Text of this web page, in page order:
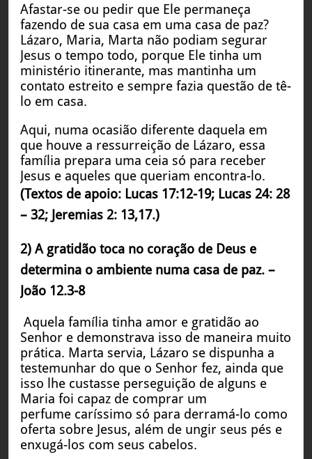
Afastar-se ou pedir que Ele permaneça
fazendo de sua casa em uma casa de paz?
Lázaro, Maria, Marta não podiam segurar
Jesus o tempo todo, porque Ele tinha um
ministério itinerante, mas mantinha um
contato estreito e sempre fazia questão de tê-
lo em casa.
Aqui, numa ocasião diferente daquela em
que houve a ressurreição de Lázaro, essa
família prepara uma ceia só para receber
Jesus e aqueles que queriam encontra-lo.
(Textos de apoio: Lucas 17:12-19; Lucas 24: 28
– 32; Jeremias 2: 13,17.)
2) A gratidão toca no coração de Deus e
determina o ambiente numa casa de paz. –
João 12.3-8
Aquela família tinha amor e gratidão ao
Senhor e demonstrava isso de maneira muito
prática. Marta servia, Lázaro se dispunha a
testemunhar do que o Senhor fez, ainda que
isso lhe custasse perseguição de alguns e
Maria foi capaz de comprar um
perfume caríssimo só para derramá-lo como
oferta sobre Jesus, além de ungir seus pés e
enxugá-los com seus cabelos.